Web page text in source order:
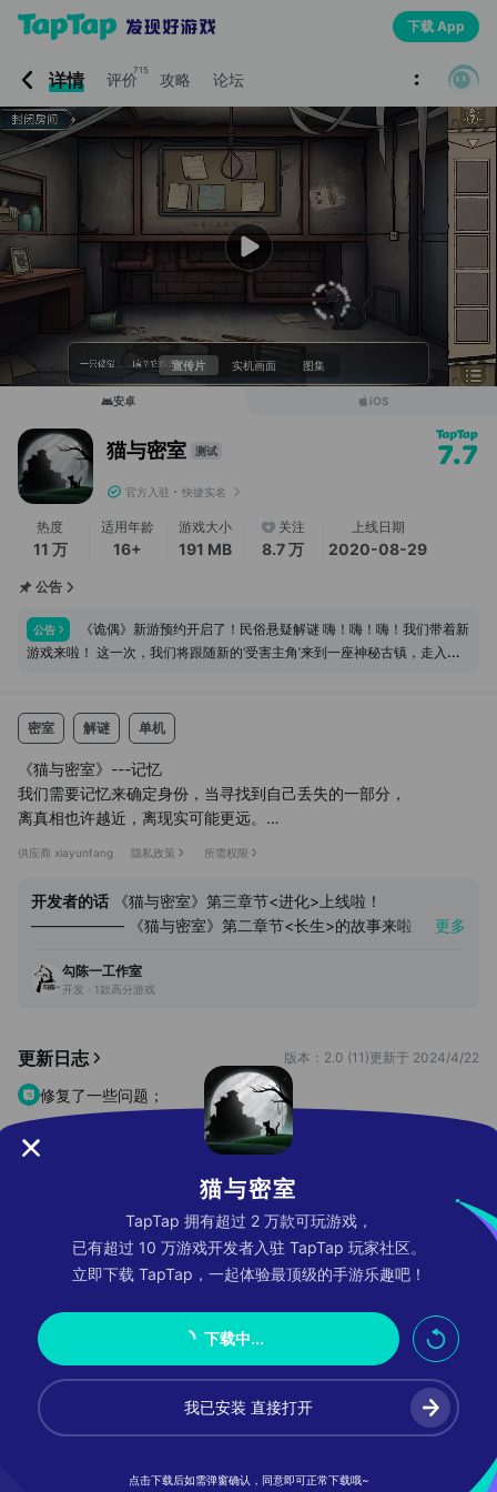
下载 App
详情 评价715 攻略 论坛
宣传片 实机画面 图集
安卓 iOS
猫与密室 测试 7.7
官方入驻 快捷实名
热度
11 万
适用年龄
16+
游戏大小
191 MB
关注
8.7 万
上线日期
2020-08-29
公告
公告
《诡偶》新游预约开启了！民俗悬疑解谜 嗨！嗨！嗨！我们带着新
游戏来啦！ 这一次，我们将跟随新的‘受害主角’来到一座神秘古镇，走入一
不只是等待你发现……它们也许，也在寻找你。 希望《诡偶》能够带给大家
一次难忘的探索之旅。 了解工作室最新游戏的消息或催更，也可以入我们的
Q群哦↓↓↓ 勾陈一官方QQ群：
密室 解谜 单机
《猫与密室》---记忆
我们需要记忆来确定身份，当寻找到自己丢失的一部分，
离真相也许越近，离现实可能更远。
在真相的背后，猫又充当了什么样的角色？
拨开一切迷雾，谁也不知道它带来的究竟是生命还是死亡。
——————————————
《猫与密室》---长生
传说猫属阴，眼能看灵。
是否埋藏了一些不为人知的罪恶，
接到委托的迈克侦探内心如同猫抓一般，
千方百计想去...
供应商 xiayunfang 隐私政策 所需权限
开发者的话
《猫与密室》第三章节<进化>上线啦！
—————— 《猫与密室》第二章节<长生>的故事来啦，注
版本重新安装哦~ 喜欢玩密室的小伙伴也可以看下我们其他的密
室游戏 《洞娘》网页链接
更多
勾陈一工作室
开发 · 1款高分游戏
更新日志 版本：2.0 (11)更新于 2024/4/22
修复了一些问题；
论坛
分享你的游戏感受
去发帖
详细信息
当前版本
猫与密室
TapTap 拥有超过 2 万款可玩游戏，
已有超过 10 万游戏开发者入驻 TapTap 玩家社区。
立即下载 TapTap，一起体验最顶级的手游乐趣吧！
下载中...
我已安装 直接打开
点击下载后如需弹窗确认，同意即可正常下载哦~